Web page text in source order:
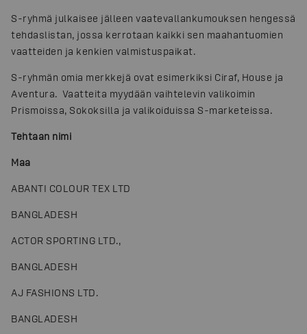
S-ryhmä julkaisee jälleen vaatevallankumouksen hengessä
tehdaslistan, jossa kerrotaan kaikki sen maahantuomien
vaatteiden ja kenkien valmistuspaikat.
S-ryhmän omia merkkejä ovat esimerkiksi Ciraf, House ja
Aventura. Vaatteita myydään vaihtelevin valikoimin
Prismoissa, Sokoksilla ja valikoiduissa S-marketeissa.
Tehtaan nimi
Maa
ABANTI COLOUR TEX LTD
BANGLADESH
ACTOR SPORTING LTD.,
BANGLADESH
AJ FASHIONS LTD.
BANGLADESH